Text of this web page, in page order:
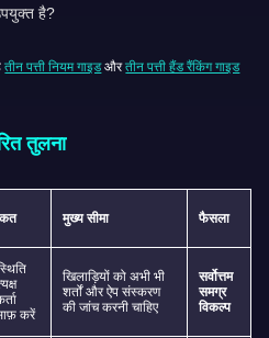
है?
तीन पत्ती नियम गाइडऔरतीन पत्ती हैंड रैंकिंग गाइड
तुलना
मुख्य सीमा फैसला
करें
खिलाड़ियों को अभी भी
शर्तों और ऐप संस्करण
की जांच करनी चाहिए
सर्वोत्तम
समग्र
विकल्प